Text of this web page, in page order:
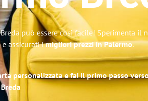
può essere così facile! Sperimenta il
e assicurati imigliori prezzi in Palermo.
personalizzata e fai il primo passo